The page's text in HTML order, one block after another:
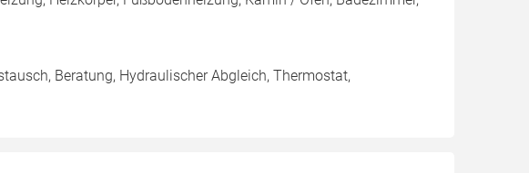
Beratung, Hydraulischer Abgleich, Thermostat,